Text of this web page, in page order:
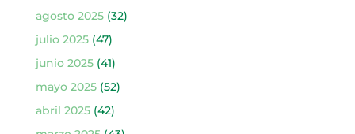
agosto 2025(32)
julio 2025(47)
junio 2025(41)
mayo 2025(52)
abril 2025(42)